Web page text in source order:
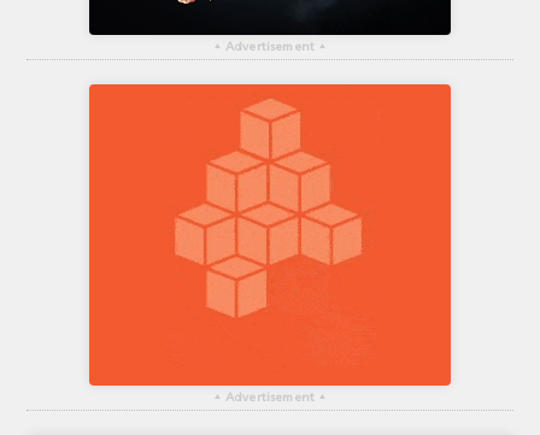
▴ Advertisement ▴
▴ Advertisement ▴